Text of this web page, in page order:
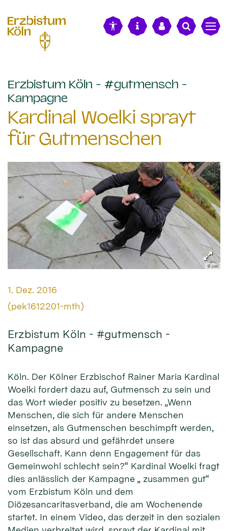
Erzbistum Köln - #gutmensch -
Kampagne:
Kardinal Woelki sprayt
für Gutmenschen
© pek
Datum:
1. Dez. 2016
Von:
(pek1612201-mth)
Erzbistum Köln - #gutmensch -
Kampagne
Köln. Der Kölner Erzbischof Rainer Maria Kardinal
Woelki fordert dazu auf, Gutmensch zu sein und
das Wort wieder positiv zu besetzen. „Wenn
Menschen, die sich für andere Menschen
einsetzen, als Gutmenschen beschimpft werden,
so ist das absurd und gefährdet unsere
Gesellschaft. Kann denn Engagement für das
Gemeinwohl schlecht sein?“ Kardinal Woelki fragt
dies anlässlich der Kampagne „ zusammen gut“
vom Erzbistum Köln und dem
Diözesancaritasverband, die am Wochenende
startet. In einem Video, das derzeit in den sozialen